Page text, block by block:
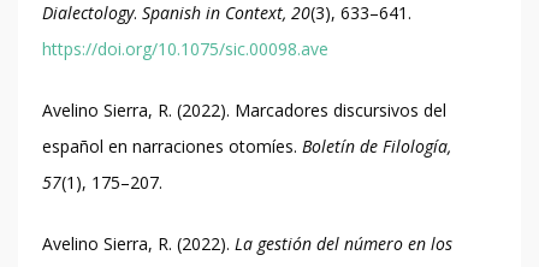
Dialectology. Spanish in Context, 20(3), 633–641.
https://doi.org/10.1075/sic.00098.ave
Avelino Sierra, R. (2022). Marcadores discursivos del
español en narraciones otomíes. Boletín de Filología,
57(1), 175–207.
Avelino Sierra, R. (2022). La gestión del número en los